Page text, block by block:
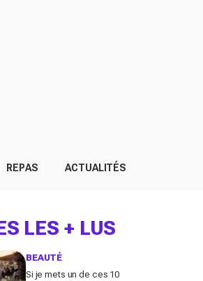
REPAS ACTUALITÉS
LES + LUS
BEAUTÉ
Si je mets un de ces 10